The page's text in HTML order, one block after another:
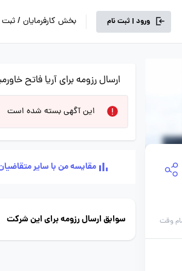
ورود | ثبت نام بخش کارفرمایان /
وقت
ارسال رزومه برای آریا فاتح
این آگهی بسته شده است
مقایسه من با سایر
سوابق ارسال رزومه برای این شرکت